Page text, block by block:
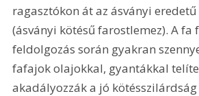
ragasztókon át az ásványi
(ásványi kötésű farostlemez). A fa
feldolgozás során gyakran
fafajok olajokkal, gyantákkal
akadályozzák a jó